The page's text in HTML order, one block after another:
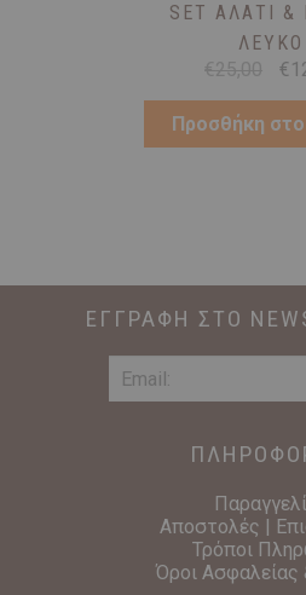
SET ΑΛΆΤΙ &
ΛΕΥΚΌ
€25,00
was:
€
Προσθήκη στο
ΕΓΓΡΑΦΗ ΣΤΟ
Αποστολές |
Τρόποι
Όροι Ασφαλείας